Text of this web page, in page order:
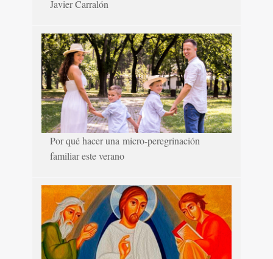
Javier Carralón
Por qué hacer una micro-peregrinación
familiar este verano